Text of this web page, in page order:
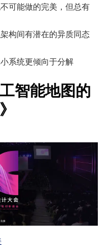
可能做的完美，但总有
构间有潜在的异质同态
系统更倾向于分解
智能地图的